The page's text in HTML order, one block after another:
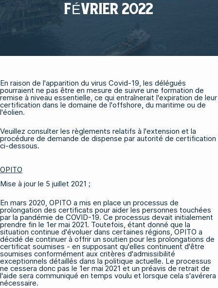
FÉVRIER 2022
En raison de l'apparition du virus Covid-19, les délégués
pourraient ne pas être en mesure de suivre une formation de
remise à niveau essentielle, ce qui entraînerait l'expiration de leur
certification dans le domaine de l'offshore, du maritime ou de
l'éolien.
Veuillez consulter les règlements relatifs à l'extension et la
procédure de demande de dispense par autorité de certification
ci-dessous.
OPITO
Mise à jour le 5 juillet 2021 ;
En mars 2020, OPITO a mis en place un processus de
prolongation des certificats pour aider les personnes touchées
par la pandémie de COVID-19. Ce processus devait initialement
prendre fin le 1er mai 2021. Toutefois, étant donné que la
situation continue d'évoluer dans certaines régions, OPITO a
décidé de continuer à offrir un soutien pour les prolongations de
certificat soumises - en supposant qu'elles continuent d'être
soumises conformément aux critères d'admissibilité
exceptionnels détaillés dans la politique actuelle. Le processus
ne cessera donc pas le 1er mai 2021 et un préavis de retrait de
l'aide sera communiqué en temps voulu et lorsque cela s'avérera
nécessaire.